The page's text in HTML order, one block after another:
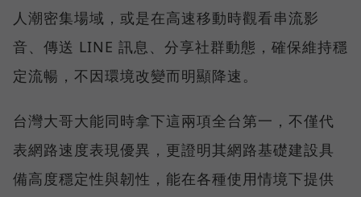
人潮密集場域，或是在高速移動時觀看串流影
音、傳送 LINE 訊息、分享社群動態，確保維持穩
定流暢，不因環境改變而明顯降速。
台灣大哥大能同時拿下這兩項全台第一，不僅代
表網路速度表現優異，更證明其網路基礎建設具
備高度穩定性與韌性，能在各種使用情境下提供